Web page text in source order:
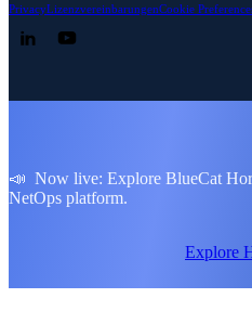
PrivacyLizenzvereinbarungenCookie
Follow us on LinkedIn
Follow us on YouTube
📣 Now live: Explore BlueCat
NetOps platform.
Explore